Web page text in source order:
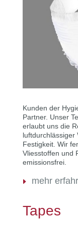
Kunden der
Partner. Unser
erlaubt uns die
luftdurchlässiger
Festigkeit. Wir
Vliesstoffen und
emissionsfrei.
mehr
Tapes